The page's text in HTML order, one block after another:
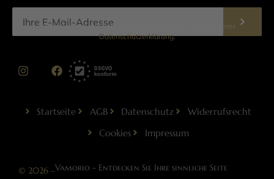
Informationen zur Datenverarbeitung finden Sie in unserer
Datenschutzerklärung.
Startseite AGB Datenschutz
Widerrufsrecht
Cookies
Impressum
© 2026 –Vamorio - Entdecken Sie Ihre sinnliche Seite